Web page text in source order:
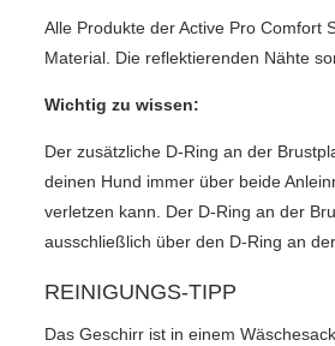
Alle Produkte der Active Pro Comfort
Material. Die reflektierenden Nähte
Wichtig zu wissen:
Der zusätzliche D-Ring an der
deinen Hund immer über beide
verletzen kann. Der D-Ring an der
ausschließlich über den D-Ring an
REINIGUNGS-TIPP
Das Geschirr ist in einem